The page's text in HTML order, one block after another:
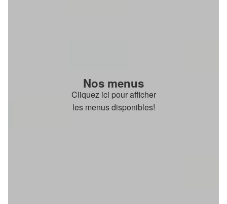
Nos menus
Cliquez ici pour afficher
les menus disponibles!